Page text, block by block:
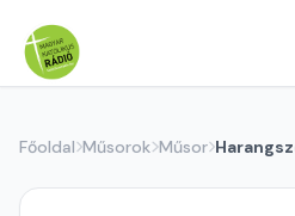
Főoldal Műsorok Műsor